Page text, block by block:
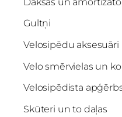
Gultņi
Velosipēdu aksesuāri
Velo smērvielas un
Velosipēdista
Skūteri un to daļas